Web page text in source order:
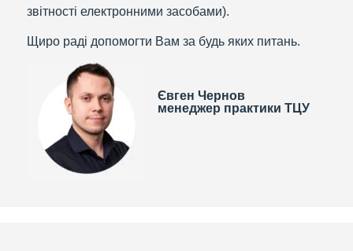
звітності електронними засобами).
Щиро раді допомогти Вам за будь яких питань.
Євген Чернов
менеджер практики ТЦУ